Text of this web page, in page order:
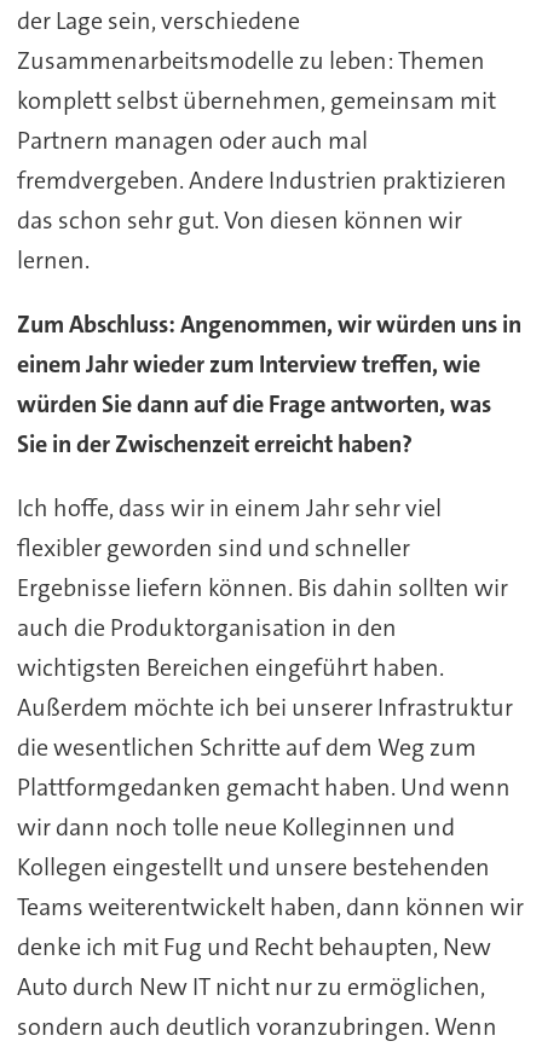
der Lage sein, verschiedene
Zusammenarbeitsmodelle zu leben: Themen
komplett selbst übernehmen, gemeinsam mit
Partnern managen oder auch mal
fremdvergeben. Andere Industrien praktizieren
das schon sehr gut. Von diesen können wir
lernen.
Zum Abschluss: Angenommen, wir würden uns in
einem Jahr wieder zum Interview treffen, wie
würden Sie dann auf die Frage antworten, was
Sie in der Zwischenzeit erreicht haben?
Ich hoffe, dass wir in einem Jahr sehr viel
flexibler geworden sind und schneller
Ergebnisse liefern können. Bis dahin sollten wir
auch die Produktorganisation in den
wichtigsten Bereichen eingeführt haben.
Außerdem möchte ich bei unserer Infrastruktur
die wesentlichen Schritte auf dem Weg zum
Plattformgedanken gemacht haben. Und wenn
wir dann noch tolle neue Kolleginnen und
Kollegen eingestellt und unsere bestehenden
Teams weiterentwickelt haben, dann können wir
denke ich mit Fug und Recht behaupten, New
Auto durch New IT nicht nur zu ermöglichen,
sondern auch deutlich voranzubringen. Wenn